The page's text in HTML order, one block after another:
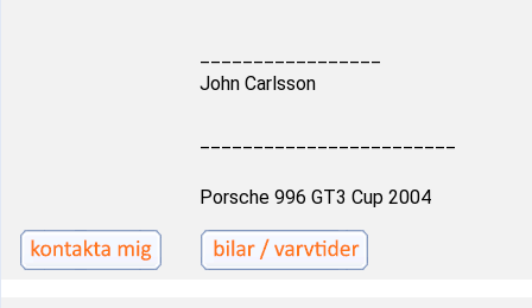
John Carlsson
Porsche 996 GT3 Cup 2004